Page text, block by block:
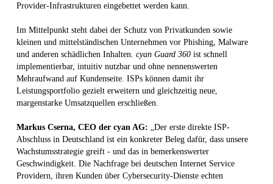
Provider-Infrastrukturen eingebettet werden kann.
Im Mittelpunkt steht dabei der Schutz von Privatkunden sowie
kleinen und mittelständischen Unternehmen vor Phishing, Malware
und anderen schädlichen Inhalten. cyan Guard 360 ist schnell
implementierbar, intuitiv nutzbar und ohne nennenswerten
Mehraufwand auf Kundenseite. ISPs können damit ihr
Leistungsportfolio gezielt erweitern und gleichzeitig neue,
margenstarke Umsatzquellen erschließen.
Markus Cserna, CEO der cyan AG:
„Der erste direkte ISP-
Abschluss in Deutschland ist ein konkreter Beleg dafür, dass unsere
Wachstumsstrategie greift - und das in bemerkenswerter
Geschwindigkeit. Die Nachfrage bei deutschen Internet Service
Providern, ihren Kunden über Cybersecurity-Dienste echten